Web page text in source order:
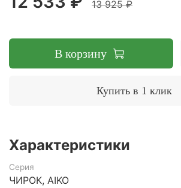
13 925 ₽
В корзину
Купить в 1 клик
Характеристики
Серия
ЧИРОК, AIKO